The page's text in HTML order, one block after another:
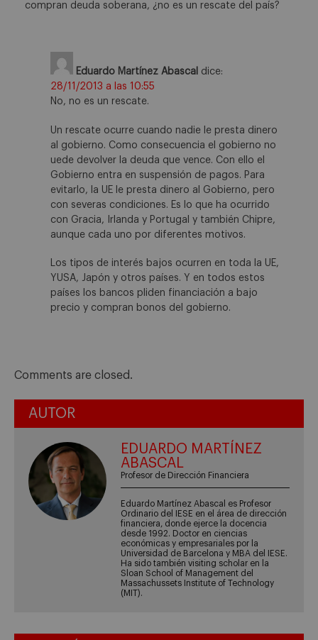
compran deuda soberana, ¿no es un rescate del país?
Eduardo Martínez Abascal dice:
28/11/2013 a las 10:55
No, no es un rescate.
Un rescate ocurre cuando nadie le presta dinero
al gobierno. Como consecuencia el gobierno no
uede devolver la deuda que vence. Con ello el
Gobierno entra en suspensión de pagos. Para
evitarlo, la UE le presta dinero al Gobierno, pero
con severas condiciones. Es lo que ha ocurrido
con Gracia, Irlanda y Portugal y también Chipre,
aunque cada uno por diferentes motivos.
Los tipos de interés bajos ocurren en toda la UE,
YUSA, Japón y otros países. Y en todos estos
países los bancos pliden financiación a bajo
precio y compran bonos del gobierno.
Comments are closed.
AUTOR
EDUARDO MARTÍNEZ
ABASCAL
Profesor de Dirección Financiera
Eduardo Martínez Abascal es Profesor
Ordinario del IESE en el área de dirección
financiera, donde ejerce la docencia
desde 1992. Doctor en ciencias
económicas y empresariales por la
Universidad de Barcelona y MBA del IESE.
Ha sido también visiting scholar en la
Sloan School of Management del
Massachussets Institute of Technology
(MIT).